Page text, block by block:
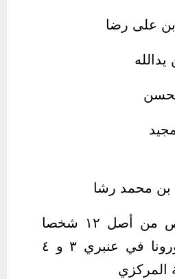
أسماء ٧ أشخاص من أصل ١٢ شخصا
ممن أصيبوا بكورونا في عنبري ٣ و ٤